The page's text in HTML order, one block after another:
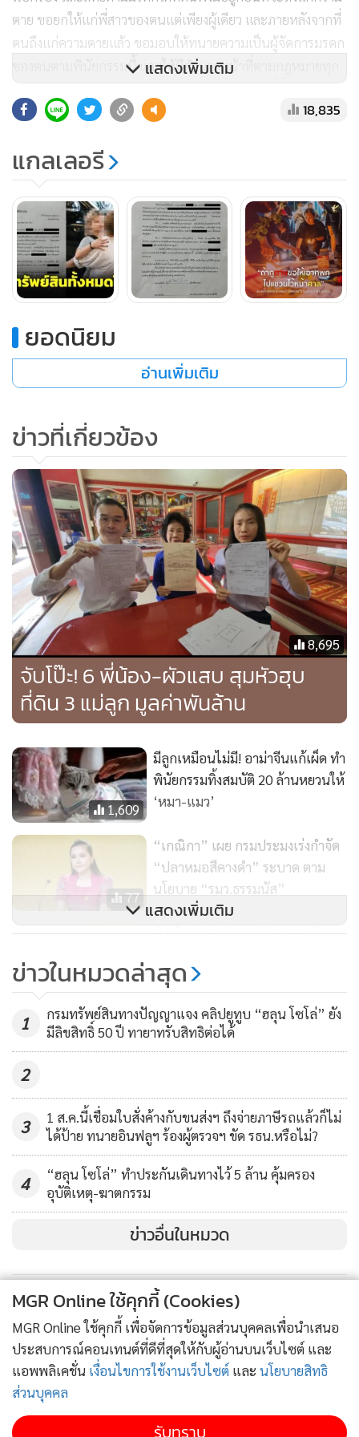
ตาย ขอยกให้แก่พี่สาวของตนแต่เพียงผู้เดียว และภายหลังจากที่
ตนถึงแก่ความตายแล้ว ขอมอบให้ทนายความเป็นผู้จัดการมรดก
ของตนตามพินัยกรรมนี้ และให้มีอํานาจหน้าที่ตามกฎหมายทุก
ประการ หากปรากฏว่า ณ วันที่ทําพินัยกรรมฉบับนี้ขึ้น มีพินัยกร
รมใดๆ ที่ปรากฏว่าได้ทําก่อนหน้า ให้ถือว่าพินัยกรรมที่ได้ทํา
ฉบับนี้เป็นไปตามเจตนาของตนทุกประการ ในขณะที่ทํา
พินัยกรรมฉบับนี้ ตนเข้าใจข้อความแห่งพินัยกรรมนี้เป็นอย่างดี
และเห็นว่าตรงตามเจตนาของตน จึงได้ลงลายมือชื่อไว้เป็นหลัก
ฐานต่อหน้าพยาน
อนึ่ง ก่อนหน้านี้ศาลอาญากรุงเทพใต้มีคำสั่งเพิกถอนการปล่อย
ไปชุมนุมเรียกร้องให้ถอดถอนนายเนาวรัตน์ พงษ์ไพบูลย์ ส.ว.
ออกจากศิลปินแห่งชาติ และปรากฏหลักฐานเป็นภาพถ่ายว่าเป็น
บุคคลที่ไปพ่นสีธงสัญลักษณ์เบื้องสูง แม้ว่าขณะนั้นจะใส่
ละเมิดอำนาจศาลที่มีเหตุกระทบกระทั่งกับเจ้าหน้าที่รักษาความ
ปลอดภัยภายในบริเวณศาลอาญากรุงเทพใต้ ศาลสั่งลงโทษจำคุก
1 เดือน และเมื่อ น.ส.เนติพรได้แจ้งว่าจะไม่ยื่นประกันตัวใหม่
หรือขออุทธรณ์ จึงได้นำตัวส่งไปยังทัณฑสถานหญิงกลาง
ทั้งนี้ น.ส.เนติพร หรือ บุ้ง ทะลุวัง อดอาหารและน้ำตั้งแต่วันที่ 27
ม.ค.ที่ผ่านมา พร้อมเสนอข้อเรียกร้อง 2 ข้อ คือ ปฏิรูป
กระบวนการยุติธรรม และต้องไม่มีใครติดคุกเพราะเห็นต่าง
ทางการเมืองอีก และกล่าวว่า “ถ้ากูตายขอให้เอาศพไปแขวนไว้
หน้าศาล" โดยอ้างว่าตนเป็นลูกของคนในกระบวนการยุติธรรม
คือนายปัญจพล เสน่ห์สังคม ผู้พิพากษาศาลอุทธรณ์ประจำสำนัก
ประธานศาลฎีกา นอนเสียชีวิตอยู่หน้าศาลโดยที่กระบวนการดัง
กล่าวทำให้ตนเสียชีวิต
แสดงเพิ่มเติม
18,835
แกลเลอรี
ยอดนิยม
อ่านเพิ่มเติม
ข่าวที่เกี่ยวข้อง
8,695
จับโป๊ะ! 6 พี่น้อง-ผัวแสบ สุมหัวฮุบ
ที่ดิน 3 แม่ลูก มูลค่าพันล้าน
1,609
มีลูกเหมือนไม่มี! อาม่าจีนแก้เผ็ด ทำ
พินัยกรรมทิ้งสมบัติ 20 ล้านหยวนให้
‘หมา-แมว’
77
“เกณิกา” เผย กรมประมงเร่งกำจัด
“ปลาหมอสีคางดำ” ระบาด ตาม
นโยบาย “รมว.ธรรมนัส”
7,768
"โจวไห่เม่ย" มีมรดกถึง 1,790 ล้าน
แสดงเพิ่มเติม
ข่าวในหมวดล่าสุด
1
กรมทรัพย์สินทางปัญญาแจง คลิปยูทูบ “ฮลุน โซโล่” ยัง
มีลิขสิทธิ์ 50 ปี ทายาทรับสิทธิต่อได้
2
3
1 ส.ค.นี้เชื่อมใบสั่งค้างกับขนส่งฯ ถึงจ่ายภาษีรถแล้วก็ไม่
ได้ป้าย ทนายอินฟลูฯ ร้องผู้ตรวจฯ ขัด รธน.หรือไม่?
4
“ฮลุน โซโล่” ทำประกันเดินทางไว้ 5 ล้าน คุ้มครอง
อุบัติเหตุ-ฆาตกรรม
ข่าวอื่นในหมวด
MGR Online ใช้คุกกี้ (Cookies)
MGR Online ใช้คุกกี้ เพื่อจัดการข้อมูลส่วนบุคคลเพื่อนำเสนอ
ประสบการณ์คอนเทนต์ที่ดีที่สุดให้กับผู้อ่านบนเว็บไซต์ และ
แอพพลิเคชั่น เงื่อนไขการใช้งานเว็บไซต์ และ นโยบายสิทธิ
ส่วนบุคคล
รับทราบ